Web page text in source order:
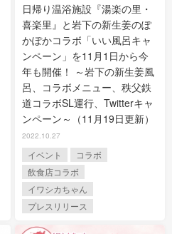
日帰り温浴施設『湯楽の里・
喜楽里』と岩下の新生姜のぽ
かぽかコラボ「いい風呂キャ
ンペーン」を11月1日から今
年も開催！ ～岩下の新生姜風
呂、コラボメニュー、秩父鉄
道コラボSL運行、Twitterキャ
ンペーン～（11月19日更新）
2022.10.27
イベント
コラボ
飲食店コラボ
イワシカちゃん
プレスリリース